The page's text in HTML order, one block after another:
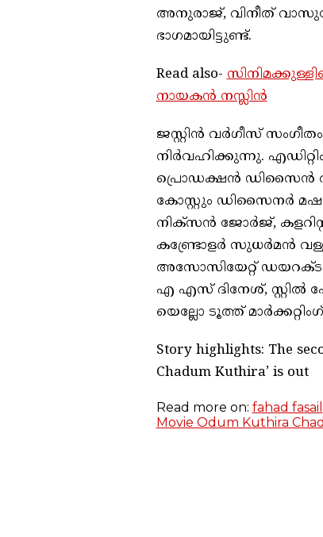
അനുരാജ്, വിനീത്
ഭാഗമായിട്ടുണ്ട്.
Read also-
നായകൻ നസ്ലിൻ
ജസ്റ്റിൻ വർഗീസ്
നിർവഹിക്കുന്നു.
പ്രൊഡക്ഷൻ ഡിസൈൻ
കോസ്റ്റും ഡിസൈനർ
നിക്സൻ ജോർജ്,
കണ്ട്രോളർ സുധർമൻ
അസോസിയേറ്റ്
എ എസ് ദിനേശ്, സ്റ്റിൽ
യെല്ലോ ടൂത്ത്
Story highlights: The
Chadum Kuthira’ is out
Read more on: fahad fasail
Movie Odum Kuthira